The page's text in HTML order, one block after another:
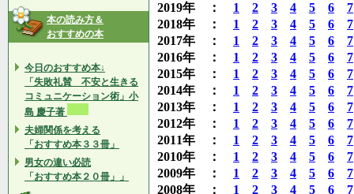
本の読み方＆
おすすめの本
今日のおすすめ本↓
「失敗礼賛 不安と生きる
コミュニケーション術」小
島 慶子著
夫婦関係を考える
「おすすめ本３３冊」
男女の違い必読
「おすすめ本２０冊」」
2019年 ： 1 2 3 4 5 6
7
2018年 ： 1 2 3 4 5 6
7
2017年 ： 1 2 3 4 5 6
7
2016年 ： 1 2 3 4 5 6
7
2015年 ： 1 2 3 4 5 6
7
2014年 ： 1 2 3 4 5 6
7
2013年 ： 1 2 3 4 5 6
7
2012年 ： 1 2 3 4 5 6
7
2011年 ： 1 2 3 4 5 6
7
2010年 ： 1 2 3 4 5 6
7
2009年 ： 1 2 3 4 5 6
7
2008年 ： 1 2 3 4 5 6
7